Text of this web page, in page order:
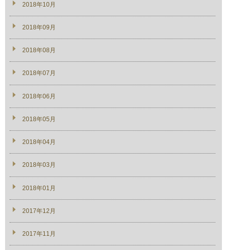
2018年10月
2018年09月
2018年08月
2018年07月
2018年06月
2018年05月
2018年04月
2018年03月
2018年01月
2017年12月
2017年11月